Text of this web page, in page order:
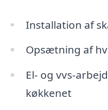
Installation af
Opsætning af
El- og vvs-
køkkenet